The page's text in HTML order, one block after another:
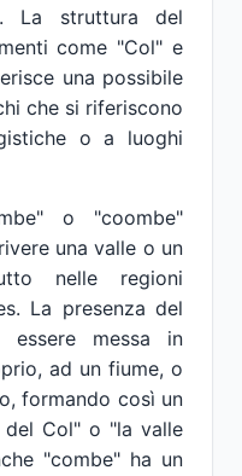
La struttura del
come "Col" e
una possibile
che si riferiscono
o a luoghi
o "coombe"
una valle o un
nelle regioni
La presenza del
essere messa in
ad un fiume, o
formando così un
del Col" o "la valle
"combe" ha un